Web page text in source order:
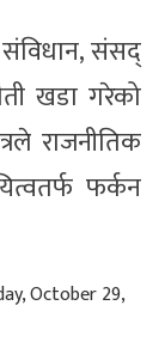
संसद्
खडा गरेको
राजनीतिक
फर्कन
October 29,